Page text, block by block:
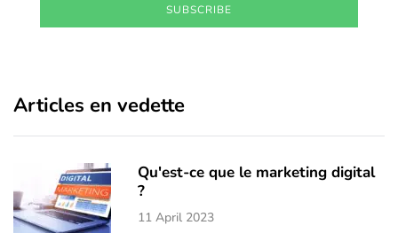
SUBSCRIBE
Articles en vedette
Qu'est-ce que le marketing digital
?
11 April 2023